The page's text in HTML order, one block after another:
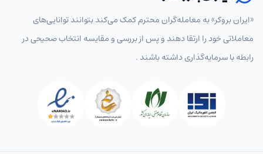
«ایران بروکر» به معامله‌گران محترم کمک می‌کند بتوانند توانایی‌های
معاملاتی خود را ارتقا دهند و پس از بررسی و مقایسه انتخاب‌ صحیحی در
رابطه با سرمایه‌گذاری داشته باشند .